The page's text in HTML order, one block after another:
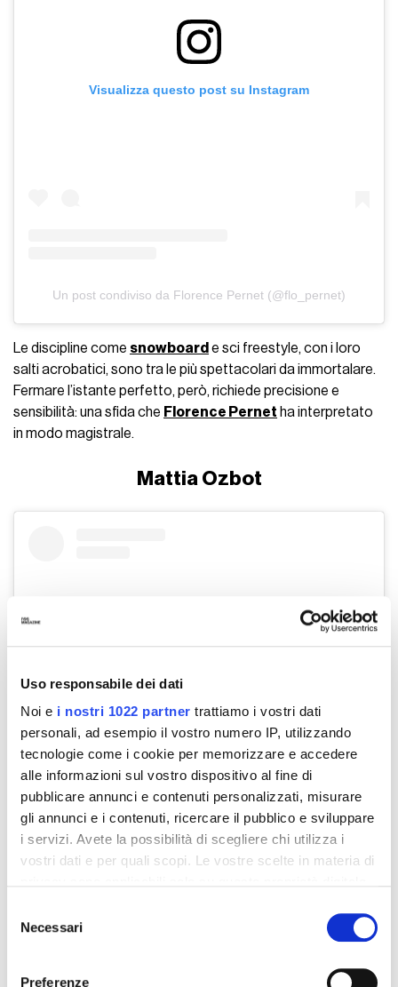
Uso responsabile dei dati
Noi e i nostri 1022 partner trattiamo i vostri dati
personali, ad esempio il vostro numero IP, utilizzando
tecnologie come i cookie per memorizzare e accedere
alle informazioni sul vostro dispositivo al fine di
pubblicare annunci e contenuti personalizzati, misurare
gli annunci e i contenuti, ricercare il pubblico e sviluppare
i servizi. Avete la possibilità di scegliere chi utilizza i
vostri dati e per quali scopi. Le vostre scelte in materia di
modificare o revocare il proprio consenso in qualsiasi
momento dalla Dichiarazione sui cookie o facendo clic
delNecessari
Preferenze
Visualizza questo post su Instagram
Un post condiviso da Florence Pernet (@flo_pernet)
Le discipline come snowboard e sci freestyle, con i loro
salti acrobatici, sono tra le più spettacolari da immortalare.
Fermare l’istante perfetto, però, richiede precisione e
sensibilità: una sfida che Florence Pernet ha interpretato
in modo magistrale.
Mattia Ozbot
Visualizza questo post su Instagram
Un post condiviso da Mattia Ozbot (@mattia_ozbot_photography)